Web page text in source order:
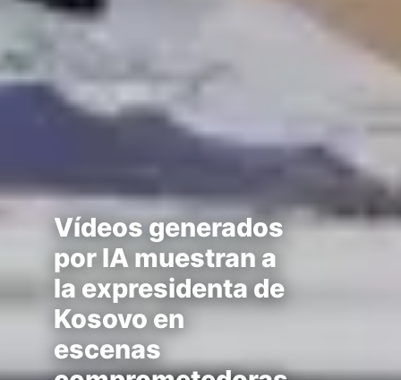
Vídeos generados
por IA muestran a
la expresidenta de
Kosovo en
escenas